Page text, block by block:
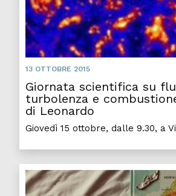
13 OTTOBRE 2015
Giornata scientifica su
turbolenza e
di Leonardo
Giovedì 15 ottobre, dalle 9.30, a